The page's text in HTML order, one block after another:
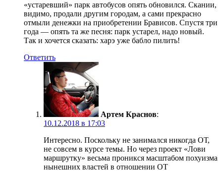
«устаревший» парк автобусов опять обновился. Скании,
видимо, продали другим городам, а сами прекрасно
отмыли денежки на приобретении Брависов. Спустя три
года — опять та же песня: парк устарел, надо новый.
Так и хочется сказать: харэ уже бабло пилить!
Ответить
Артем Краснов:
10.12.2018 в 17:03
Интересно. Поскольку не занимался никогда ОТ,
не совсем в курсе темы. Но через проект «Лови
маршрутку» весьма проникся масштабом похуизма
нынешних властей в отношении ОТ